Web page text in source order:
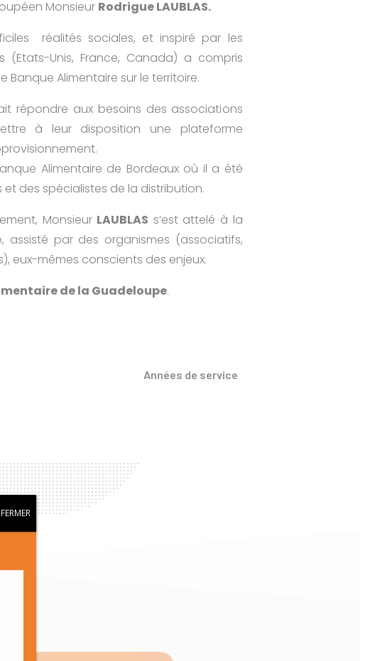
Monsieur Rodrigue LAUBLAS.
réalités sociales, et inspiré par les
(Etats-Unis, France, Canada) a compris
Banque Alimentaire sur le territoire.
répondre aux besoins des associations
à leur disposition une plateforme
Alimentaire de Bordeaux où il a été
des spécialistes de la distribution.
Monsieur LAUBLAS s’est attelé à la
assisté par des organismes (associatifs,
eux-mêmes conscients des enjeux.
de la Guadeloupe.
Années de service
FERMER